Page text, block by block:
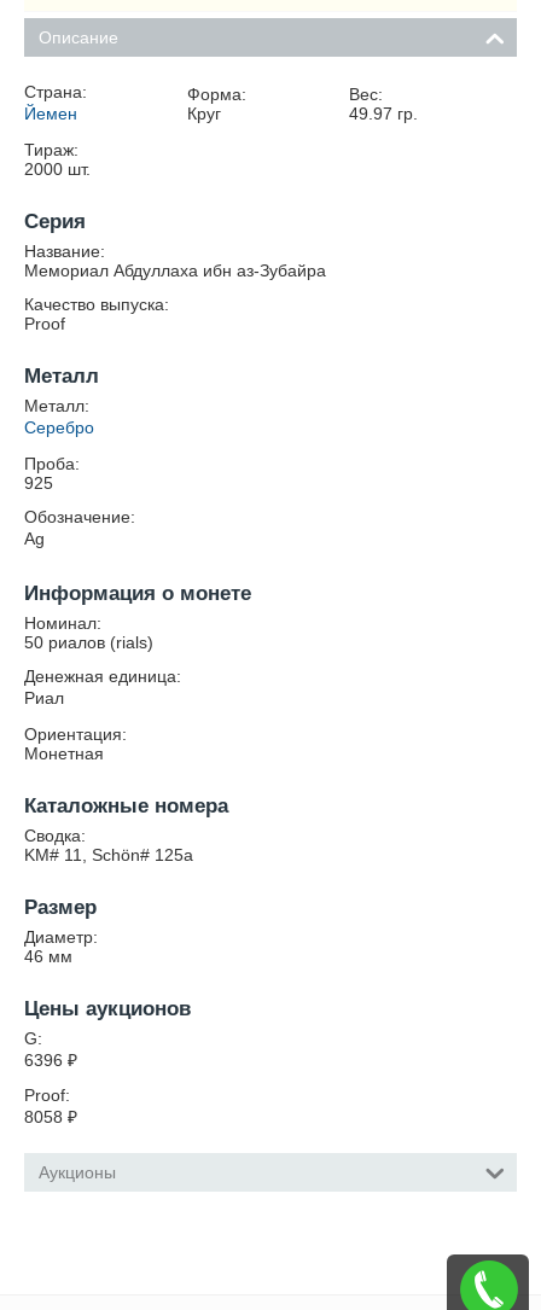
Описание
Страна:
Йемен
Форма:
Круг
Вес:
49.97 гр.
Тираж:
2000 шт.
Серия
Название:
Мемориал Абдуллаха ибн аз-Зубайра
Качество выпуска:
Proof
Металл
Металл:
Серебро
Проба:
925
Обозначение:
Ag
Информация о монете
Номинал:
50 риалов (rials)
Денежная единица:
Риал
Ориентация:
Монетная
Каталожные номера
Сводка:
KM# 11, Schön# 125a
Размер
Диаметр:
46 мм
Цены аукционов
G:
6396 ₽
Proof:
8058 ₽
Аукционы